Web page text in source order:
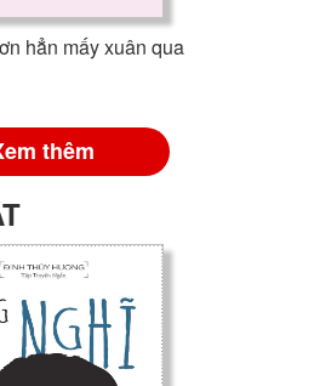
hẳn mấy xuân qua
thêm